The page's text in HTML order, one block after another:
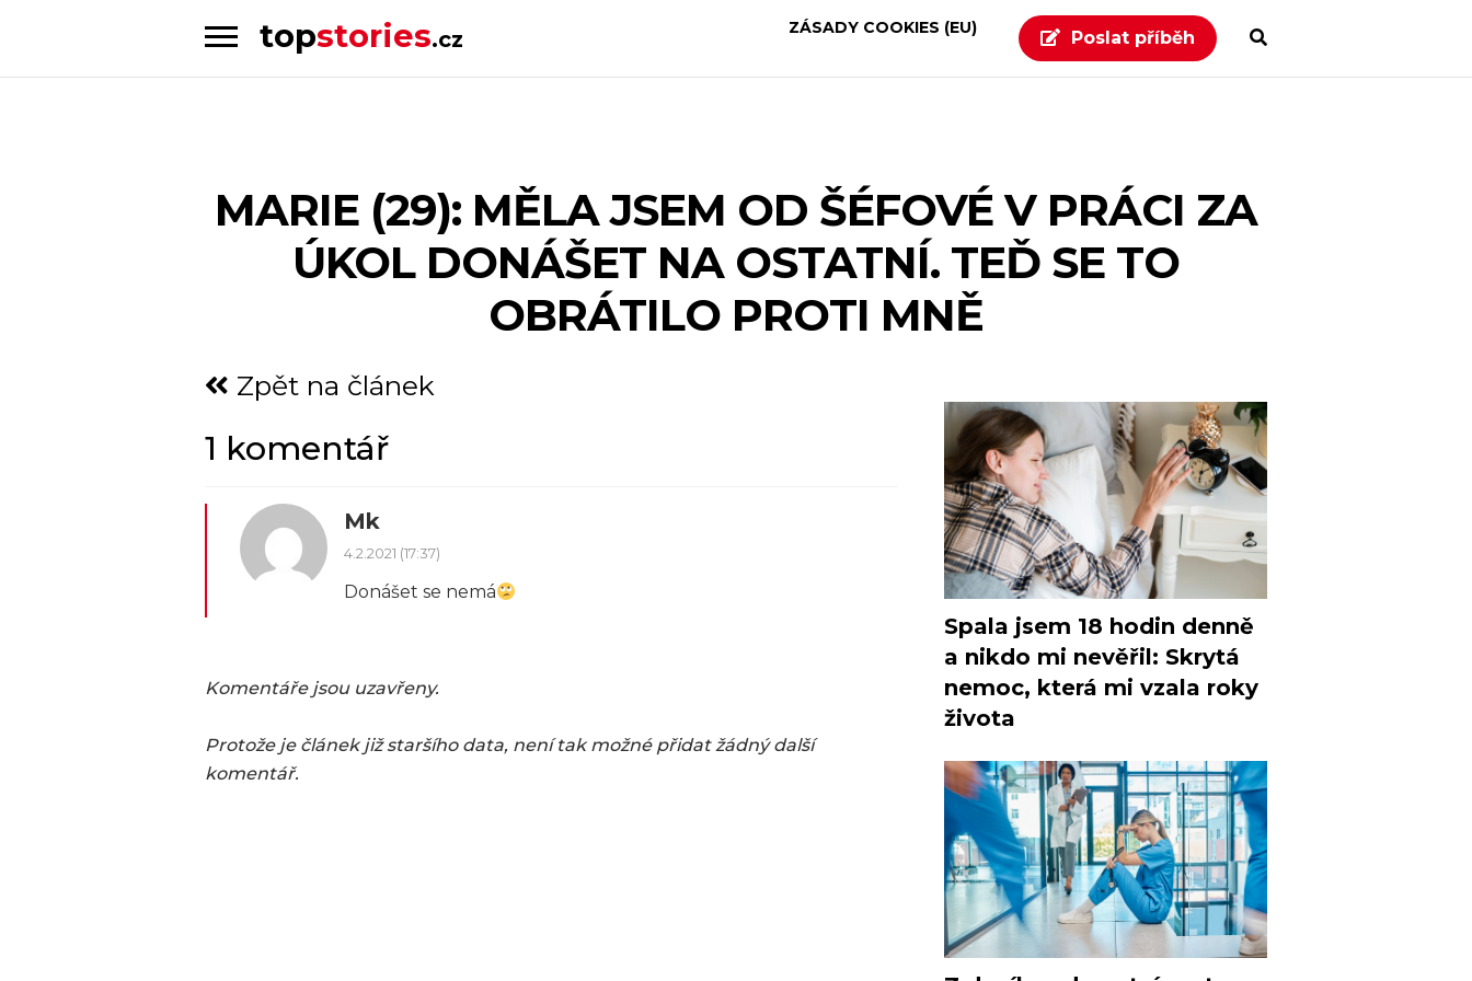
Skip
to
Skip
to
topstories.cz
lidi
Poslat příběh
ZÁSADY COOKIES (EU)
MARIE (29): MĚLA JSEM OD ŠÉFOVÉ V PRÁCI ZA
ÚKOL DONÁŠET NA OSTATNÍ. TEĎ SE TO
OBRÁTILO PROTI MNĚ
Zpět na článek
1 komentář
Mk
4.2.2021 (17:37)
Donášet se nemá
Komentáře jsou uzavřeny.
Protože je článek již staršího data, není tak možné přidat žádný další
komentář.
Spala jsem 18 hodin denně
a nikdo mi nevěřil: Skrytá
nemoc, která mi vzala roky
života